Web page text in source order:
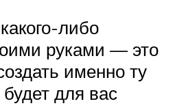
либо
руками — это
именно ту
для вас